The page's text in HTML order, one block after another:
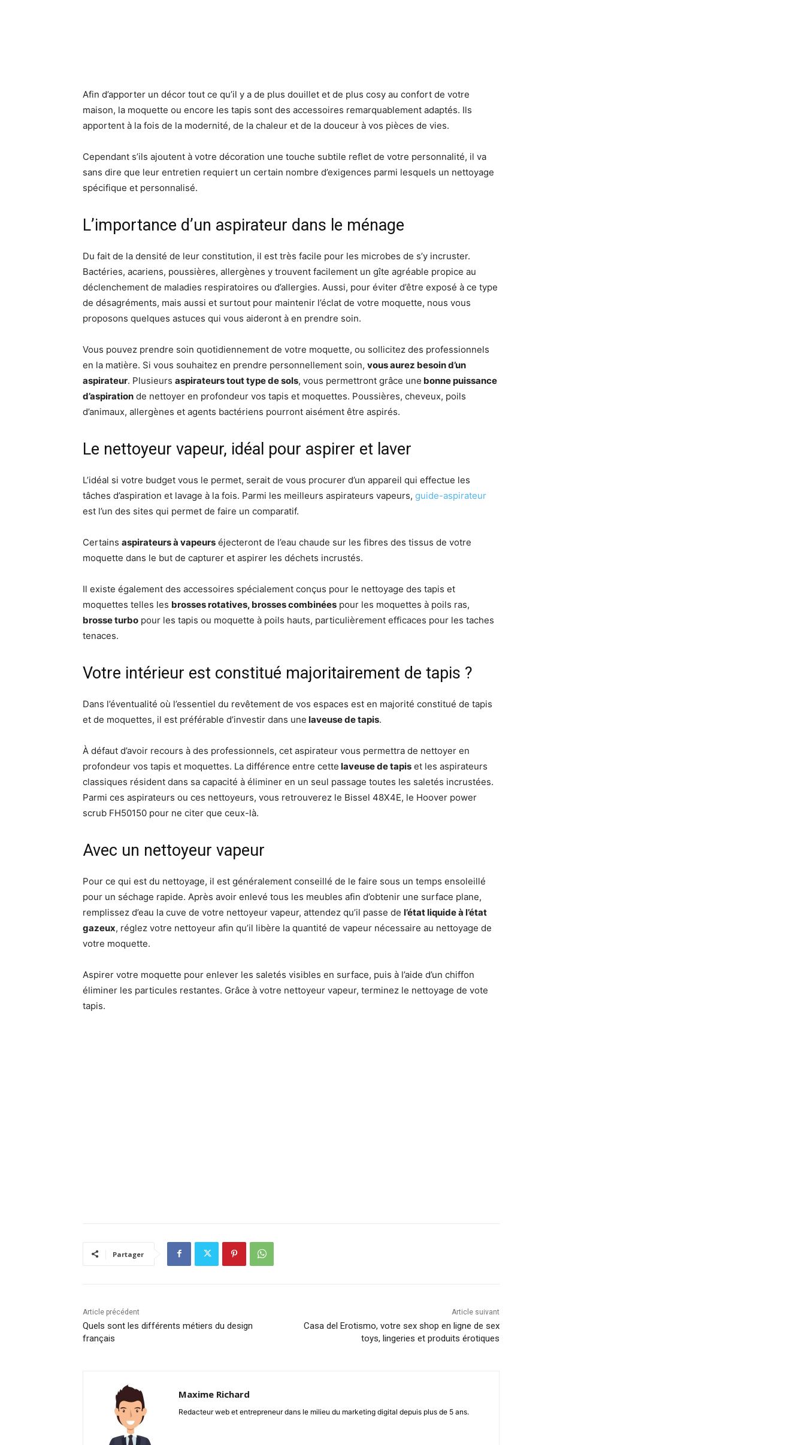
Afin d’apporter un décor tout ce qu’il y a de plus douillet et de plus cosy au confort de votre
maison, la moquette ou encore les tapis sont des accessoires remarquablement adaptés. Ils
apportent à la fois de la modernité, de la chaleur et de la douceur à vos pièces de vies.
Cependant s’ils ajoutent à votre décoration une touche subtile reflet de votre personnalité, il va
sans dire que leur entretien requiert un certain nombre d’exigences parmi lesquels un nettoyage
spécifique et personnalisé.
L’importance d’un aspirateur dans le ménage
Du fait de la densité de leur constitution, il est très facile pour les microbes de s’y incruster.
Bactéries, acariens, poussières, allergènes y trouvent facilement un gîte agréable propice au
déclenchement de maladies respiratoires ou d’allergies. Aussi, pour éviter d’être exposé à ce type
de désagréments, mais aussi et surtout pour maintenir l’éclat de votre moquette, nous vous
proposons quelques astuces qui vous aideront à en prendre soin.
Vous pouvez prendre soin quotidiennement de votre moquette, ou sollicitez des professionnels
en la matière. Si vous souhaitez en prendre personnellement soin, vous aurez besoin d’un
aspirateur. Plusieurs aspirateurs tout type de sols, vous permettront grâce une bonne puissance
d’aspiration de nettoyer en profondeur vos tapis et moquettes. Poussières, cheveux, poils
d’animaux, allergènes et agents bactériens pourront aisément être aspirés.
Le nettoyeur vapeur, idéal pour aspirer et laver
L’idéal si votre budget vous le permet, serait de vous procurer d’un appareil qui effectue les
tâches d’aspiration et lavage à la fois. Parmi les meilleurs aspirateurs vapeurs, guide-aspirateur
est l’un des sites qui permet de faire un comparatif.
Certains aspirateurs à vapeurs éjecteront de l’eau chaude sur les fibres des tissus de votre
moquette dans le but de capturer et aspirer les déchets incrustés.
Il existe également des accessoires spécialement conçus pour le nettoyage des tapis et
moquettes telles les brosses rotatives, brosses combinées pour les moquettes à poils ras,
brosse turbo pour les tapis ou moquette à poils hauts, particulièrement efficaces pour les taches
tenaces.
Votre intérieur est constitué majoritairement de tapis ?
Dans l’éventualité où l’essentiel du revêtement de vos espaces est en majorité constitué de tapis
et de moquettes, il est préférable d’investir dans une laveuse de tapis.
À défaut d’avoir recours à des professionnels, cet aspirateur vous permettra de nettoyer en
profondeur vos tapis et moquettes. La différence entre cette laveuse de tapis et les aspirateurs
classiques résident dans sa capacité à éliminer en un seul passage toutes les saletés incrustées.
Parmi ces aspirateurs ou ces nettoyeurs, vous retrouverez le Bissel 48X4E, le Hoover power
scrub FH50150 pour ne citer que ceux-là.
Avec un nettoyeur vapeur
Pour ce qui est du nettoyage, il est généralement conseillé de le faire sous un temps ensoleillé
pour un séchage rapide. Après avoir enlevé tous les meubles afin d’obtenir une surface plane,
remplissez d’eau la cuve de votre nettoyeur vapeur, attendez qu’il passe de l’état liquide à l’état
gazeux, réglez votre nettoyeur afin qu’il libère la quantité de vapeur nécessaire au nettoyage de
votre moquette.
Aspirer votre moquette pour enlever les saletés visibles en surface, puis à l’aide d’un chiffon
éliminer les particules restantes. Grâce à votre nettoyeur vapeur, terminez le nettoyage de vote
tapis.
Partager
Article précédent
Quels sont les différents métiers du design
français
Article suivant
Casa del Erotismo, votre sex shop en ligne de sex
toys, lingeries et produits érotiques
Maxime Richard
Redacteur web et entrepreneur dans le milieu du marketing digital depuis plus de 5 ans.